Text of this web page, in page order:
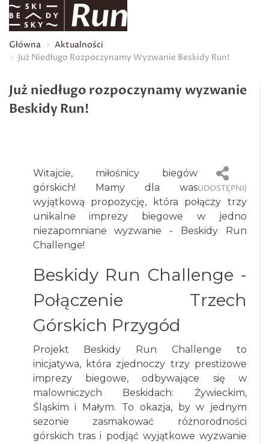
Główna
Aktualności
Już Niedługo Rozpoczynamy Wyzwanie Beskidy Run!
Już niedługo rozpoczynamy wyzwanie
Beskidy Run!
UDOSTĘPNIJ
Witajcie, miłośnicy biegów
górskich! Mamy dla was
wyjątkową propozycję, która połączy trzy
unikalne imprezy biegowe w jedno
niezapomniane wyzwanie - Beskidy Run
Challenge!
Beskidy Run Challenge -
Połączenie Trzech
Górskich Przygód
Projekt Beskidy Run Challenge to
inicjatywa, która zjednoczy trzy prestiżowe
imprezy biegowe, odbywające się w
malowniczych Beskidach: Żywieckim,
Śląskim i Małym. To okazja, by w jednym
sezonie zasmakować różnorodności
górskich tras i podjąć wyjątkowe wyzwanie